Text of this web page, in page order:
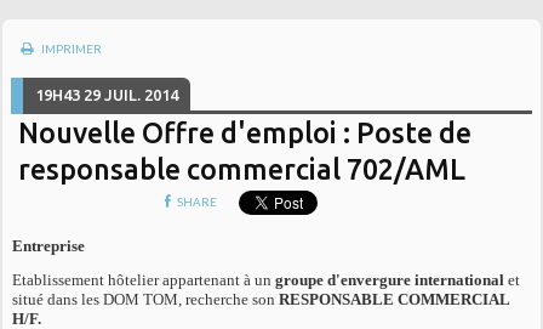
IMPRIMER
19H43 29 JUIL. 2014
Nouvelle Offre d'emploi : Poste de
responsable commercial 702/AML
SHARE
Entreprise
Etablissement hôtelier appartenant à ungroupe d'envergure international et
situé dans les DOM TOM, recherche son RESPONSABLE COMMERCIAL
H/F.